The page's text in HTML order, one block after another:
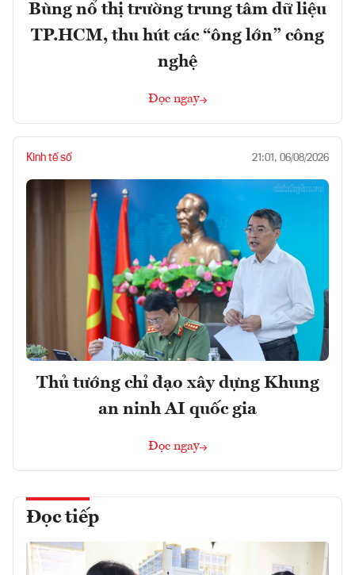
Bùng nổ thị trường trung tâm dữ liệu
TP.HCM, thu hút các “ông lớn” công
nghệ
Đọc ngay
Kinh tế số 21:01, 06/08/2026
Thủ tướng chỉ đạo xây dựng Khung
an ninh AI quốc gia
Đọc ngay
Đọc tiếp